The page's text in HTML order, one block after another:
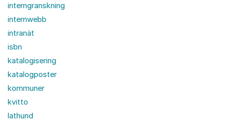
interngranskning
internwebb
intranät
isbn
katalogisering
katalogposter
kommuner
kvitto
lathund